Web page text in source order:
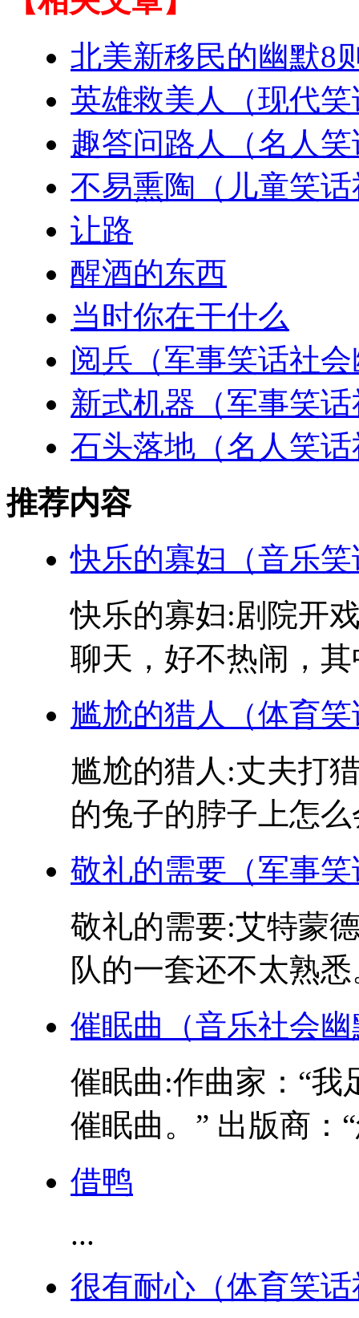
北美新移民的幽默8
英雄救美人（现代
趣答问路人（名人
不易熏陶（儿童笑
让路
醒酒的东西
当时你在干什么
阅兵（军事笑话社
新式机器（军事笑
石头落地（名人笑
推荐内容
快乐的寡妇（音乐
快乐的寡妇:剧院开
聊天，好不热闹，
尴尬的猎人（体育
尴尬的猎人:丈夫打
的兔子的脖子上怎
敬礼的需要（军事
敬礼的需要:艾特蒙
队的一套还不太熟
催眠曲（音乐社会
催眠曲:作曲家：“我
催眠曲。” 出版商：
借鸭
...
很有耐心（体育笑